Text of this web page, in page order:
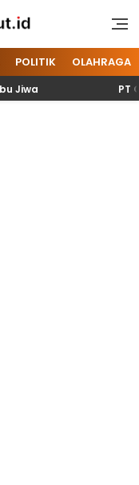
POLITIK OLAHRAGA
PT Gruti